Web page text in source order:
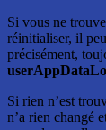
Si vous ne
réinitialiser, il
précisément,
Si rien n’est
n’a rien changé